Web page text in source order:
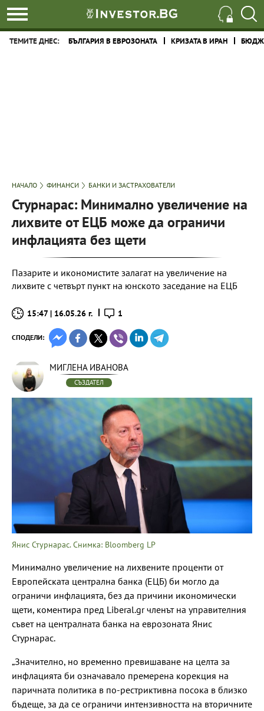
ТЕМИТЕ ДНЕС: БЪЛГАРИЯ В ЕВРОЗОНАТА КРИЗАТА В ИРАН
НАЧАЛО ФИНАНСИ БАНКИ И ЗАСТРАХОВАТЕЛИ
Стурнарас: Минимално увеличение на
лихвите от ЕЦБ може да ограничи
инфлацията без щети
Пазарите и икономистите залагат на увеличение на
лихвите с четвърт пункт на юнското заседание на ЕЦБ
15:47 | 16.05.26 г. 1
СПОДЕЛИ:
МИГЛЕНА ИВАНОВА
СЪЗДАТЕЛ
Янис Стурнарас. Снимка: Bloomberg LP
Минимално увеличение на лихвените проценти от
Европейската централна банка (ЕЦБ) би могло да
ограничи инфлацията, без да причини икономически
щети, коментира пред Liberal.gr членът на управителния
съвет на централната банка на еврозоната Янис
Стурнарас.
„Значително, но временно превишаване на целта за
инфлацията би означавало премерена корекция на
паричната политика в по-рестриктивна посока в близко
бъдеще, за да се ограничи интензивността на вторичните